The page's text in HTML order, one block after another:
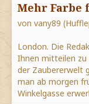
Mehr Farbe
von vany89
London. Die
Ihnen mitteilen zu
der Zaubererwelt
man ab morgen
Winkelgasse